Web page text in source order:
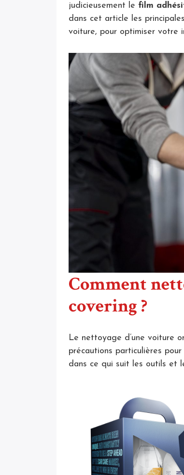
judicieusement le film
dans cet article les
voiture, pour optimiser votre
Comment
covering ?
Le nettoyage d’une voiture
précautions particulières
dans ce qui suit les outils et